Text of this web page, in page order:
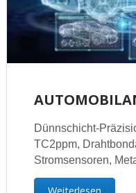
Dünnschicht-
TC2ppm,
Stromsensoren,